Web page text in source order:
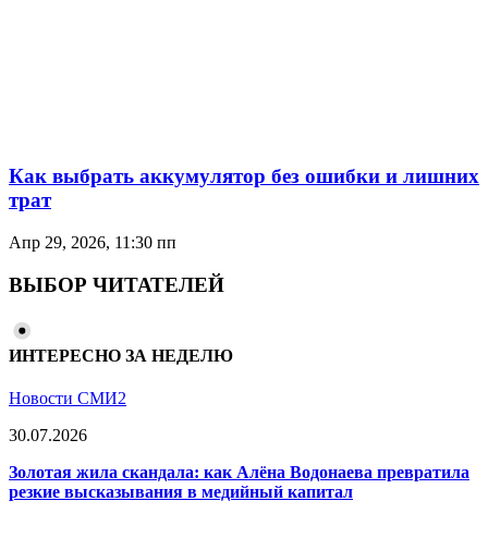
Как выбрать аккумулятор без ошибки и лишних
трат
Апр 29, 2026, 11:30 пп
ВЫБОР ЧИТАТЕЛЕЙ
ИНТЕРЕСНО ЗА НЕДЕЛЮ
Новости СМИ2
30.07.2026
Золотая жила скандала: как Алёна Водонаева превратила
резкие высказывания в медийный капитал